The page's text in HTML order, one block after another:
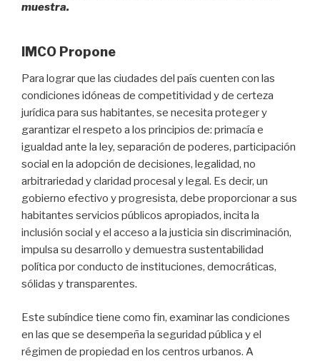
muestra.
IMCO Propone
Para lograr que las ciudades del país cuenten con las
condiciones idóneas de competitividad y de certeza
jurídica para sus habitantes, se necesita proteger y
garantizar el respeto a los principios de: primacía e
igualdad ante la ley, separación de poderes, participación
social en la adopción de decisiones, legalidad, no
arbitrariedad y claridad procesal y legal. Es decir, un
gobierno efectivo y progresista, debe proporcionar a sus
habitantes servicios públicos apropiados, incita la
inclusión social y el acceso a la justicia sin discriminación,
impulsa su desarrollo y demuestra sustentabilidad
política por conducto de instituciones, democráticas,
sólidas y transparentes.
Este subíndice tiene como fin, examinar las condiciones
en las que se desempeña la seguridad pública y el
régimen de propiedad en los centros urbanos. A